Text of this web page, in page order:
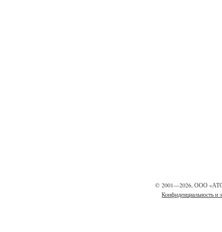
© 2001—2026, ООО
Конфиденциальность и